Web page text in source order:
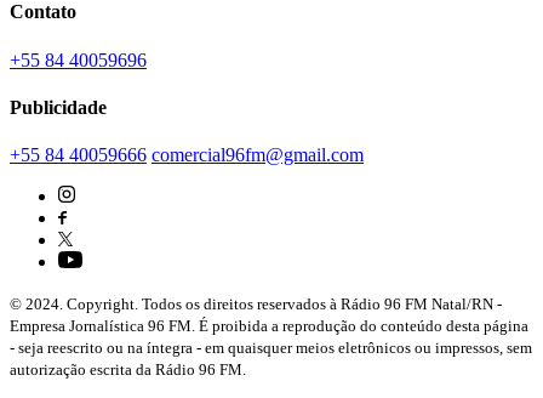
Contato
+55 84 40059696
Publicidade
+55 84 40059666 comercial96fm@gmail.com
© 2024. Copyright. Todos os direitos reservados à Rádio 96 FM Natal/RN -
Empresa Jornalística 96 FM. É proibida a reprodução do conteúdo desta página
- seja reescrito ou na íntegra - em quaisquer meios eletrônicos ou impressos, sem
autorização escrita da Rádio 96 FM.